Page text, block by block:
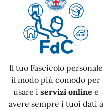
Il tuo Fascicolo personale
il modo più comodo per
usare i servizi online e
avere sempre i tuoi dati a